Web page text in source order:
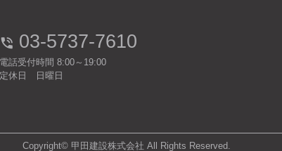
03-5737-7610
電話受付時間 8:00～19:00
定休日 日曜日
Copyright© 甲田建設株式会社 All Rights Reserved.